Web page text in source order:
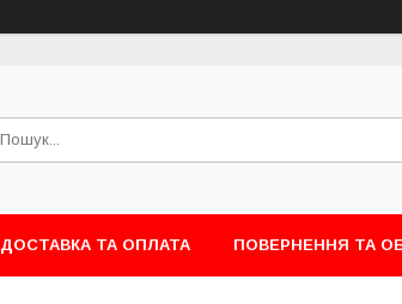
ДОСТАВКА ТА ОПЛАТА ПОВЕРНЕННЯ ТА